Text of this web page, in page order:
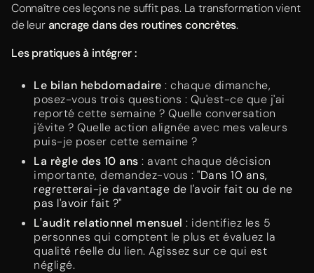
Connaître ces leçons ne suffit pas. La transformation vient
de leurancrage dans des routines concrètes.
Les pratiques à intégrer :
Le bilan hebdomadaire : chaque dimanche,
posez-vous trois questions : Qu'est-ce que j'ai
reporté cette semaine ? Quelle conversation
j'évite ? Quelle action alignée avec mes valeurs
puis-je poser cette semaine ?
La règle des 10 ans : avant chaque décision
importante, demandez-vous : "Dans 10 ans,
regretterai-je davantage de l'avoir fait ou de ne
pas l'avoir fait ?"
L'audit relationnel mensuel : identifiez les 5
personnes qui comptent le plus et évaluez la
qualité réelle du lien. Agissez sur ce qui est
négligé.